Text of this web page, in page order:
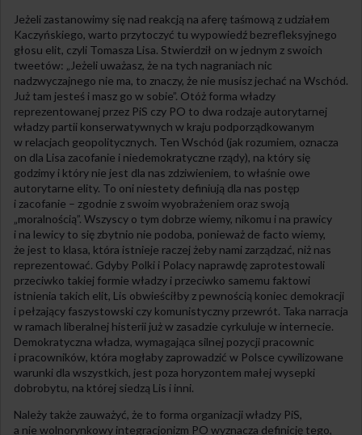
Jeżeli zastanowimy się nad reakcją na aferę taśmową z udziałem
Kaczyńskiego, warto przytoczyć tu wypowiedź bezrefleksyjnego
głosu elit, czyli Tomasza Lisa. Stwierdził on w jednym z swoich
tweetów: „Jeżeli uważasz, że na tych nagraniach nic
nadzwyczajnego nie ma, to znaczy, że nie musisz jechać na Wschód.
Już tam jesteś i masz go w sobie”. Otóż forma władzy
reprezentowanej przez PiS czy PO to dwa rodzaje autorytarnej
władzy partii konserwatywnych w kraju podporządkowanym
w relacjach geopolitycznych. Ten Wschód (jak rozumiem, oznacza
on dla Lisa zacofanie i niedemokratyczne rządy), na który się
godzimy i który nie jest dla nas zdziwieniem, to właśnie owe
autorytarne elity. To oni niestety definiują dla nas postęp
i zacofanie – zgodnie z swoim wyobrażeniem oraz swoją
„moralnością”. Wszyscy o tym dobrze wiemy, nikomu i na prawicy
i na lewicy to się zbytnio nie podoba, ponieważ de facto wiemy,
że jest to klasa, która istnieje raczej żeby nami zarządzać, niż nas
reprezentować. Gdyby Polki i Polacy naprawdę zaprotestowali
przeciwko takiej formie władzy i przeciwko samemu faktowi
istnienia takich elit, Lis obwieściłby z pewnością koniec demokracji
i pełzający faszystowski czy komunistyczny przewrót. Taka narracja
w ramach liberalnej histerii już w zasadzie cyrkuluje w internecie.
Demokratyczna władza, wymagająca silnej pozycji pracownic
i pracowników, która mogłaby zaprowadzić w Polsce cywilizowane
warunki dla wszystkich, jest poza horyzontem małej wysepki
dobrobytu, na której siedzą Lis i inni.
Należy także zauważyć, że to forma organizacji władzy PiS,
a nie wolnorynkowy integracjonizm PO wyznacza definicję tego,